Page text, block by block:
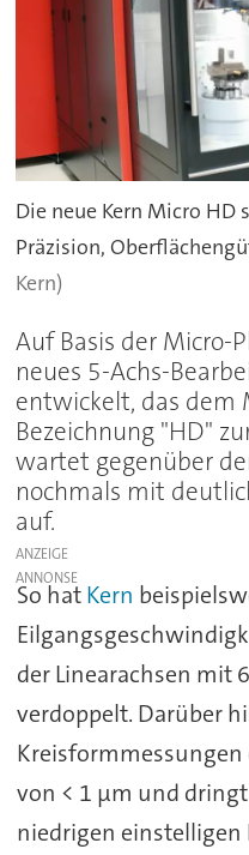
Die neue Kern Micro
Präzision,
Kern)
Auf Basis der Micro-
neues 5-Achs-
entwickelt, das dem
Bezeichnung "HD"
wartet gegenüber
nochmals mit
auf.
ANZEIGE
So hatKern
der Linearachsen mit
verdoppelt. Darüber
Kreisformmessungen
von < 1 µm und
niedrigen